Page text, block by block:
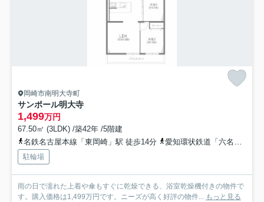
岡崎市南明大寺町
サンポール明大寺
1,499万円
67.50㎡ (3LDK) /築42年 /5階建
名鉄名古屋本線「東岡崎」駅 徒歩14分
愛知環状鉄道「六名」駅 徒歩17分
駐輪場
雨の日で濡れた上着や傘もすぐに乾燥できる、浴室乾燥機付きの物件で
す。購入価格は1,499万円です。ニーズが高く好評の物件... もっと見る